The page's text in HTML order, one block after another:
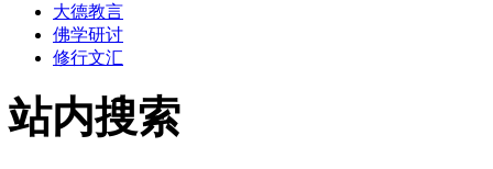
大德教言
佛学研讨
修行文汇
站内搜索